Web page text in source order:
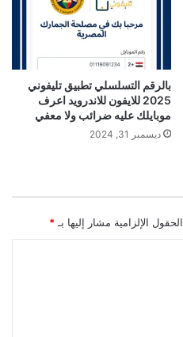
بالرقم التسلسلي تطبيق تليفوني
2025 للايفون للاندرويد اعرف
موبايلك عليه ضرائب ولا معفي
ديسمبر 31, 2024
الحقول الإلزامية مشار إليها بـ *